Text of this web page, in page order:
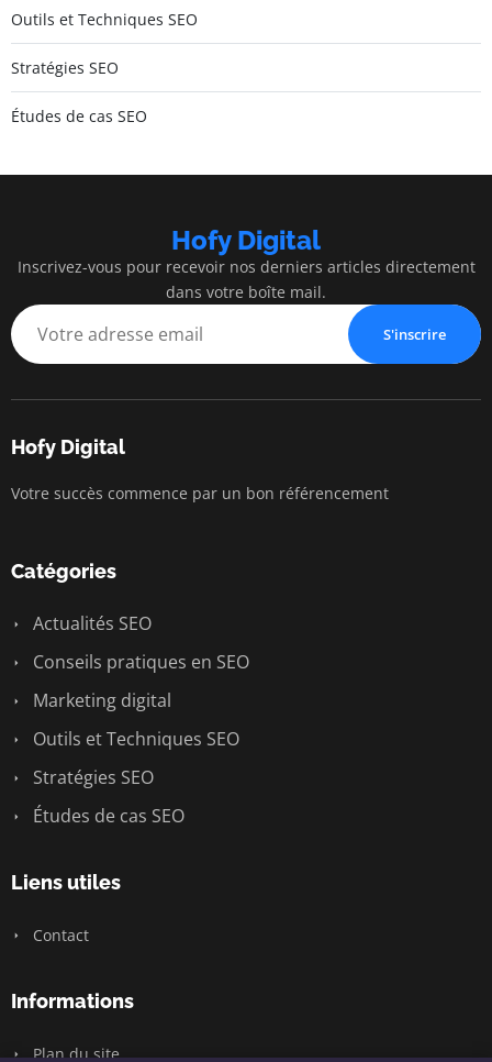
Outils et Techniques SEO
Stratégies SEO
Études de cas SEO
Hofy Digital
Inscrivez-vous pour recevoir nos derniers articles directement
dans votre boîte mail.
S'inscrire
Hofy Digital
Votre succès commence par un bon référencement
Catégories
Actualités SEO
Conseils pratiques en SEO
Marketing digital
Outils et Techniques SEO
Stratégies SEO
Études de cas SEO
Liens utiles
Contact
Informations
Plan du site